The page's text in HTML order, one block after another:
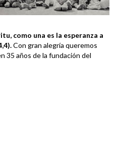
como una es la esperanza a
Con gran alegría queremos
35 años de la fundación del